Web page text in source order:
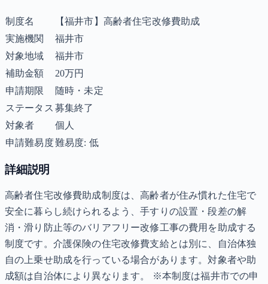
制度名
【福井市】高齢者住宅改修費助成
実施機関
福井市
対象地域
福井市
補助金額
20万円
申請期限
随時・未定
ステータス 募集終了
対象者
個人
申請難易度難易度: 低
詳細説明
高齢者住宅改修費助成制度は、高齢者が住み慣れた住宅で
安全に暮らし続けられるよう、手すりの設置・段差の解
消・滑り防止等のバリアフリー改修工事の費用を助成する
制度です。介護保険の住宅改修費支給とは別に、自治体独
自の上乗せ助成を行っている場合があります。対象者や助
成額は自治体により異なります。 ※本制度は福井市での申